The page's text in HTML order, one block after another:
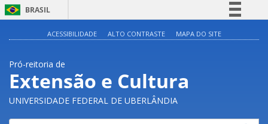
BRASIL
Acesso à informação
Legislação
Canais
ACESSIBILIDADE ALTO CONTRASTE MAPA DO SITE
Pró-reitoria de
Extensão e Cultura
UNIVERSIDADE FEDERAL DE UBERLÂNDIA